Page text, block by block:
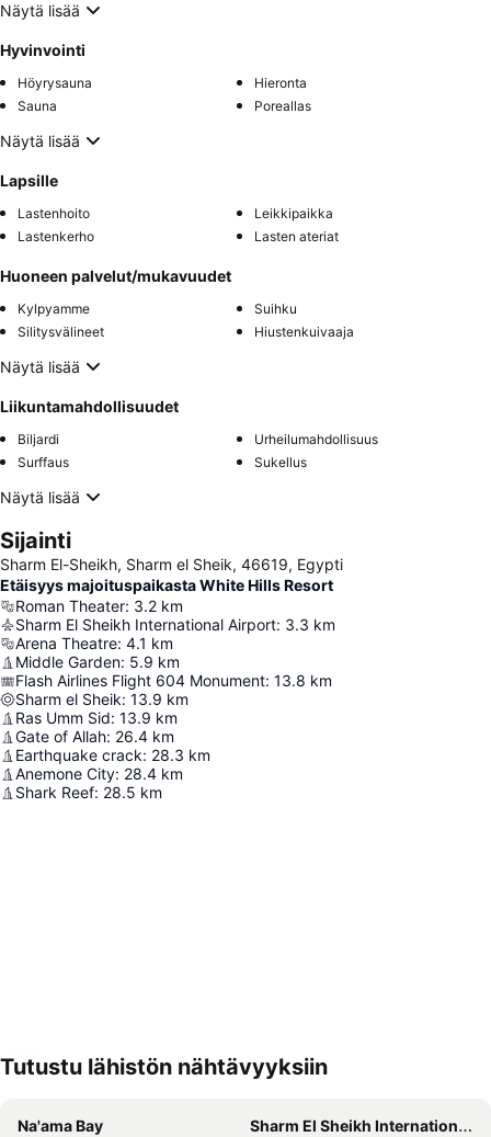
Näytä lisää
Hyvinvointi
Höyrysauna
Hieronta
Sauna
Poreallas
Näytä lisää
Lapsille
Lastenhoito
Leikkipaikka
Lastenkerho
Lasten ateriat
Huoneen palvelut/mukavuudet
Kylpyamme
Suihku
Silitysvälineet
Hiustenkuivaaja
Näytä lisää
Liikuntamahdollisuudet
Biljardi
Urheilumahdollisuus
Surffaus
Sukellus
Näytä lisää
Sijainti
Sharm El-Sheikh, Sharm el Sheik, 46619, Egypti
Etäisyys majoituspaikasta White Hills Resort
Roman Theater: 3.2 km
Sharm El Sheikh International Airport: 3.3 km
Arena Theatre: 4.1 km
Middle Garden: 5.9 km
Flash Airlines Flight 604 Monument: 13.8 km
Sharm el Sheik: 13.9 km
Ras Umm Sid: 13.9 km
Gate of Allah: 26.4 km
Earthquake crack: 28.3 km
Anemone City: 28.4 km
Shark Reef: 28.5 km
Tutustu lähistön nähtävyyksiin
Na'ama Bay
Sharm El Sheikh International Airport